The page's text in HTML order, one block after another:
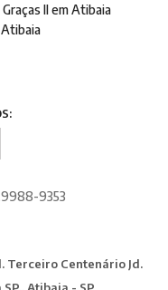
II em Atibaia
9353
Terceiro Centenário Jd.